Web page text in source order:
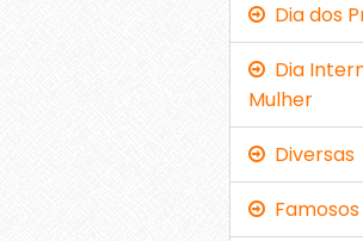
Dia dos
Dia
Mulher
Diversas
Famosos